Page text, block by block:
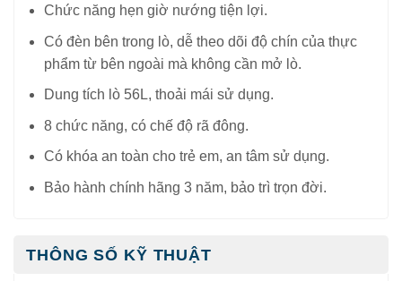
Chức năng hẹn giờ nướng tiện lợi.
Có đèn bên trong lò, dễ theo dõi độ chín của thực
phẩm từ bên ngoài mà không cần mở lò.
Dung tích lò 56L, thoải mái sử dụng.
8 chức năng, có chế độ rã đông.
Có khóa an toàn cho trẻ em, an tâm sử dụng.
Bảo hành chính hãng 3 năm, bảo trì trọn đời.
THÔNG SỐ KỸ THUẬT